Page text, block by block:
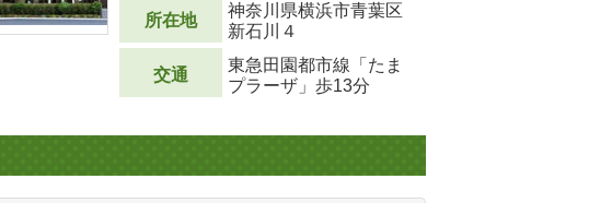
所在地
神奈川県横浜市青葉区
新石川４
交通
東急田園都市線「たま
プラーザ」歩13分